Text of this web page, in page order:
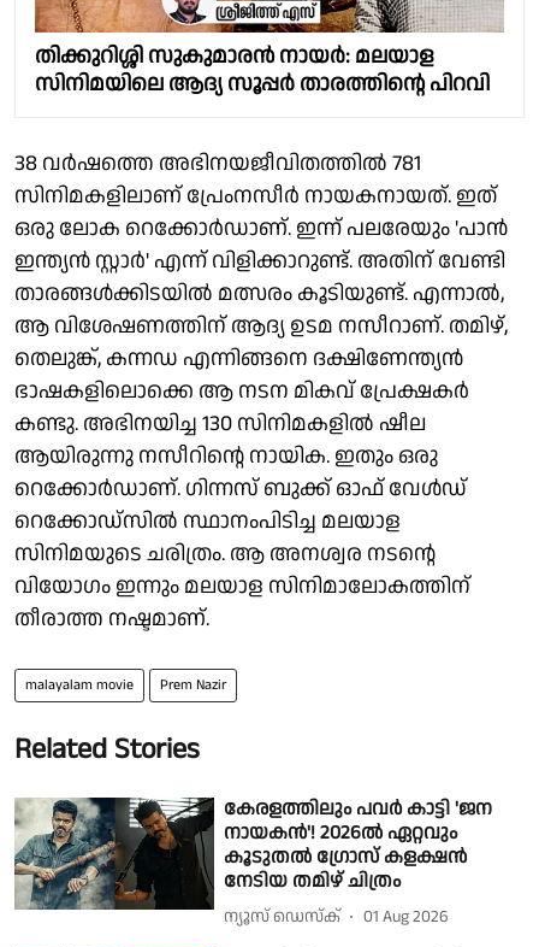
തിക്കുറിശ്ശി സുകുമാരൻ നായർ: മലയാള
സിനിമയിലെ ആദ്യ സൂപ്പർ താരത്തിന്റെ പിറവി
38 വർഷത്തെ അഭിനയജീവിതത്തിൽ 781
സിനിമകളിലാണ് പ്രേംനസീർ നായകനായത്. ഇത്
ഒരു ലോക റെക്കോർഡാണ്. ഇന്ന് പലരേയും 'പാൻ
ഇന്ത്യൻ സ്റ്റാർ' എന്ന് വിളിക്കാറുണ്ട്. അതിന് വേണ്ടി
താരങ്ങൾക്കിടയിൽ മത്സരം കൂടിയുണ്ട്. എന്നാൽ,
ആ വിശേഷണത്തിന് ആദ്യ ഉടമ നസീറാണ്. തമിഴ്,
തെലുങ്ക്, കന്നഡ എന്നിങ്ങനെ ദക്ഷിണേന്ത്യൻ
ഭാഷകളിലൊക്കെ ആ നടന മികവ് പ്രേക്ഷകർ
കണ്ടു. അഭിനയിച്ച 130 സിനിമകളിൽ ഷീല
ആയിരുന്നു നസീറിന്റെ നായിക. ഇതും ഒരു
റെക്കോർഡാണ്. ഗിന്നസ് ബുക്ക് ഓഫ് വേൾഡ്
റെക്കോഡ്സിൽ സ്ഥാനംപിടിച്ച മലയാള
സിനിമയുടെ ചരിത്രം. ആ അനശ്വര നടന്റെ
വിയോഗം ഇന്നും മലയാള സിനിമാലോകത്തിന്
തീരാത്ത നഷ്ടമാണ്.
malayalam movie Prem Nazir
Related Stories
കേരളത്തിലും പവർ കാട്ടി 'ജന
നായകൻ'! 2026ൽ ഏറ്റവും
കൂടുതൽ ഗ്രോസ് കളക്ഷൻ
നേടിയ തമിഴ് ചിത്രം
ന്യൂസ് ഡെസ്ക് 01 Aug 2026